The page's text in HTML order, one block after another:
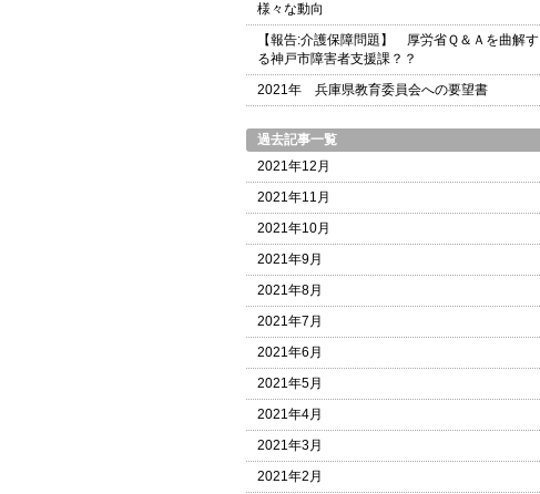
様々な動向
【報告:介護保障問題】 厚労省Ｑ＆Ａを曲解す
る神戸市障害者支援課？？
2021年 兵庫県教育委員会への要望書
過去記事一覧
2021年12月
2021年11月
2021年10月
2021年9月
2021年8月
2021年7月
2021年6月
2021年5月
2021年4月
2021年3月
2021年2月